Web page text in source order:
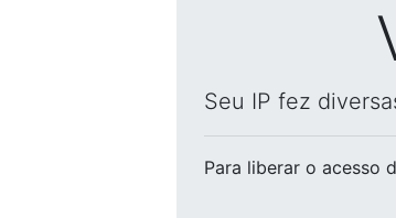
Seu IP fez
Para liberar o acesso